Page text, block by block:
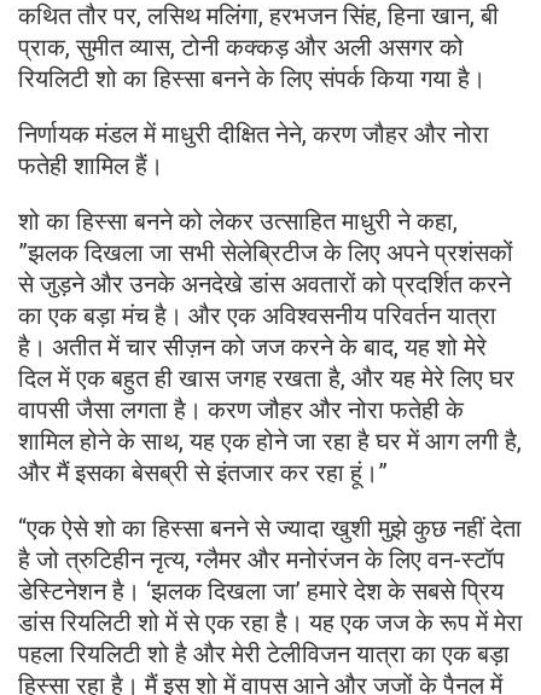
कथित तौर पर, लसिथ मलिंगा, हरभजन सिंह, हिना खान, बी
प्राक, सुमीत व्यास, टोनी कक्कड़ और अली असगर को
रियलिटी शो का हिस्सा बनने के लिए संपर्क किया गया है।
निर्णायक मंडल में माधुरी दीक्षित नेने, करण जौहर और नोरा
फतेही शामिल हैं।
शो का हिस्सा बनने को लेकर उत्साहित माधुरी ने कहा,
”झलक दिखला जा सभी सेलेब्रिटीज के लिए अपने प्रशंसकों
से जुड़ने और उनके अनदेखे डांस अवतारों को प्रदर्शित करने
का एक बड़ा मंच है। और एक अविश्वसनीय परिवर्तन यात्रा
है। अतीत में चार सीज़न को जज करने के बाद, यह शो मेरे
दिल में एक बहुत ही खास जगह रखता है, और यह मेरे लिए घर
वापसी जैसा लगता है। करण जौहर और नोरा फतेही के
शामिल होने के साथ, यह एक होने जा रहा है घर में आग लगी है,
और मैं इसका बेसब्री से इंतजार कर रहा हूं।”
“एक ऐसे शो का हिस्सा बनने से ज्यादा खुशी मुझे कुछ नहीं देता
है जो त्रुटिहीन नृत्य, ग्लैमर और मनोरंजन के लिए वन-स्टॉप
डेस्टिनेशन है। ‘झलक दिखला जा’ हमारे देश के सबसे प्रिय
डांस रियलिटी शो में से एक रहा है। यह एक जज के रूप में मेरा
पहला रियलिटी शो है और मेरी टेलीविजन यात्रा का एक बड़ा
हिस्सा रहा है। मैं इस शो में वापस आने और जजों के पैनल में